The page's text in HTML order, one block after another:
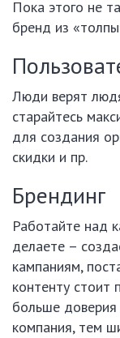
Пока этого не
бренд из
Люди верят
старайтесь
для создания
скидки и пр.
Брендинг
Работайте над
делаете –
кампаниям,
контенту стоит
больше
компания, тем